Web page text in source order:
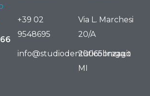
+39 02
9548695
info@studiodentisticobraga.it
Via L. Marchesi
20/A
20065 Inzago
MI